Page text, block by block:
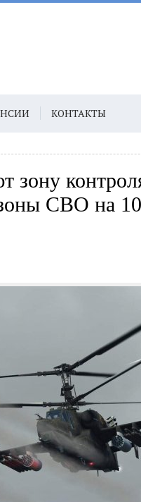
КОНТАКТЫ
зону
зоны СВО на 10